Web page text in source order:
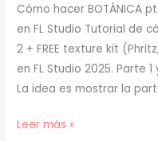
Cómo hacer BOTÁNICA
en FL Studio Tutorial de
2 + FREE texture kit
en FL Studio 2025. Parte
La idea es mostrar la
[
Leer más »